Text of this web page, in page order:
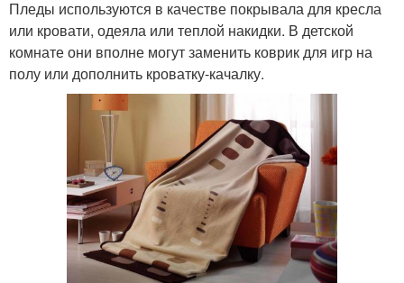
Пледы используются в качестве покрывала для кресла
или кровати, одеяла или теплой накидки. В детской
комнате они вполне могут заменить коврик для игр на
полу или дополнить кроватку-качалку.